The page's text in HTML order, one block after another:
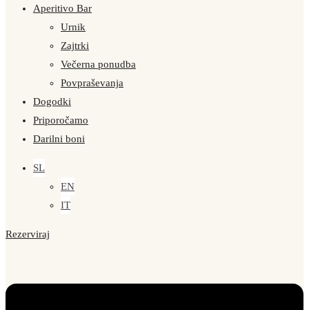
Aperitivo Bar
Urnik
Zajtrki
Večerna ponudba
Povpraševanja
Dogodki
Priporočamo
Darilni boni
SL
EN
IT
Rezerviraj